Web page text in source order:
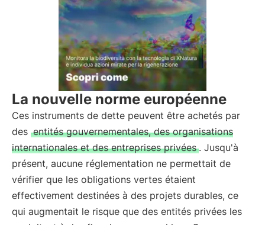
La nouvelle norme européenne
Ces instruments de dette peuvent être achetés par
des entités gouvernementales, des organisations
internationales et des entreprises privées . Jusqu'à
présent, aucune réglementation ne permettait de
vérifier que les obligations vertes étaient
effectivement destinées à des projets durables, ce
qui augmentait le risque que des entités privées les